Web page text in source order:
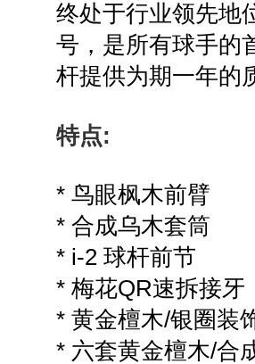
终处于行业领先地
号，是所有球手的
杆提供为期一年的
特点:
* 鸟眼枫木前臂
* 合成乌木套筒
* i-2 球杆前节
* 梅花QR速拆接牙
* 黄金檀木/银圈装
* 六套黄金檀木/合